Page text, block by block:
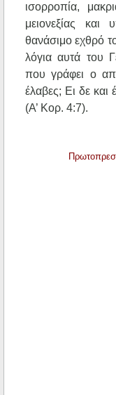
ισορροπία,
μειονεξίας
θανάσιμο εχθρό
λόγια αυτά του
που γράφει ο
έλαβες; Ει δε
(Α’ Κορ. 4:7).